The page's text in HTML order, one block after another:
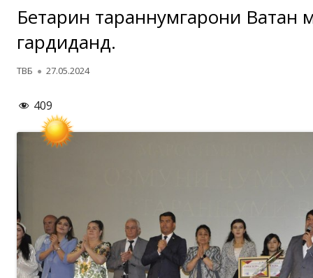
Беҳтарин тараннумгарони Ватан
гардиданд.
Автор
ТВБ Опубликовано
27.05.2024
409